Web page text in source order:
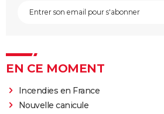
EN CE MOMENT
Incendies en France
Nouvelle canicule